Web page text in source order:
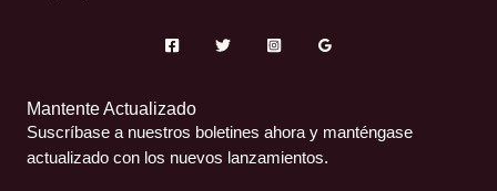
Mantente Actualizado
Suscríbase a nuestros boletines ahora y manténgase
actualizado con los nuevos lanzamientos.